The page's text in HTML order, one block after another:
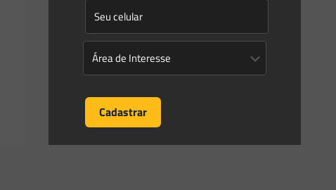
No dia 28/04/2021, o STJ decidiu uma questão que terá
repercussão estrondosa por todo o país: em áreas urbanas
consolidadas, qual a extensão das faixas não